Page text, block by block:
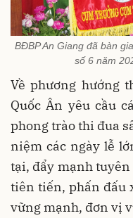
BĐBP An Giang đã bàn
số 6 năm
Về phương hướng
Quốc Ân yêu cầu
phong trào thi đua
niệm các ngày lễ
tại, đẩy mạnh
tiên tiến, phấn đấu
vững mạnh, đơn vị